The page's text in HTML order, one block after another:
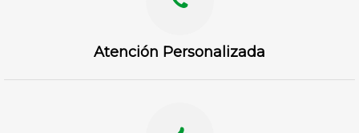
Atención Personalizada